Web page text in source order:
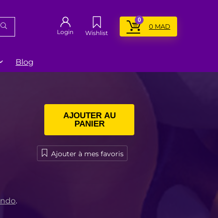
Login Wishlist
0
0 MAD
Blog
.
AJOUTER AU
PANIER
Ajouter à mes favoris